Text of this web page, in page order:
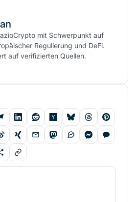
mit Schwerpunkt auf
Regulierung und DeFi.
auf verifizierten Quellen.